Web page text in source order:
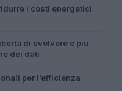
i costi energetici
di evolvere è più
dei dati
per l’efficienza